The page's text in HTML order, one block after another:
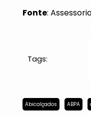
Fonte:
Tags:
Abicalçados ABPA